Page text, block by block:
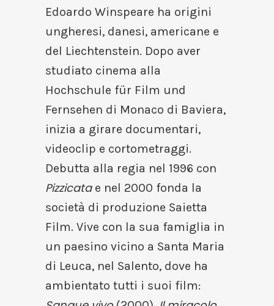
Edoardo Winspeare ha origini
ungheresi, danesi, americane e
del Liechtenstein. Dopo aver
studiato cinema alla
Hochschule für Film und
Fernsehen di Monaco di Baviera,
inizia a girare documentari,
videoclip e cortometraggi.
Debutta alla regia nel 1996 con
Pizzicatae nel 2000 fonda la
società di produzione Saietta
Film. Vive con la sua famiglia in
un paesino vicino a Santa Maria
di Leuca, nel Salento, dove ha
ambientato tutti i suoi film: